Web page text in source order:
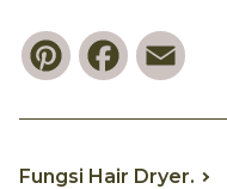
PinterestFacebook
Fungsi Hair Dryer.